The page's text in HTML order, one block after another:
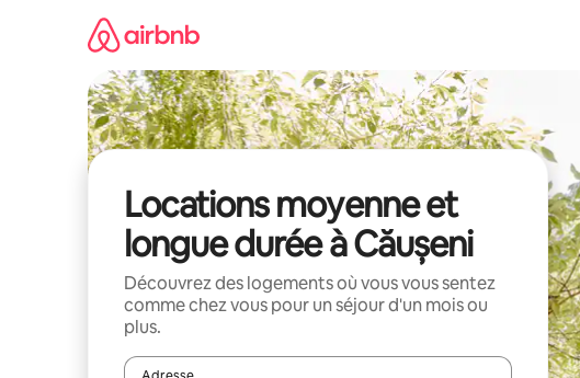
Locations moyenne et
longue durée à Căușeni
Découvrez des logements où vous vous sentez
comme chez vous pour un séjour d'un mois ou
plus.